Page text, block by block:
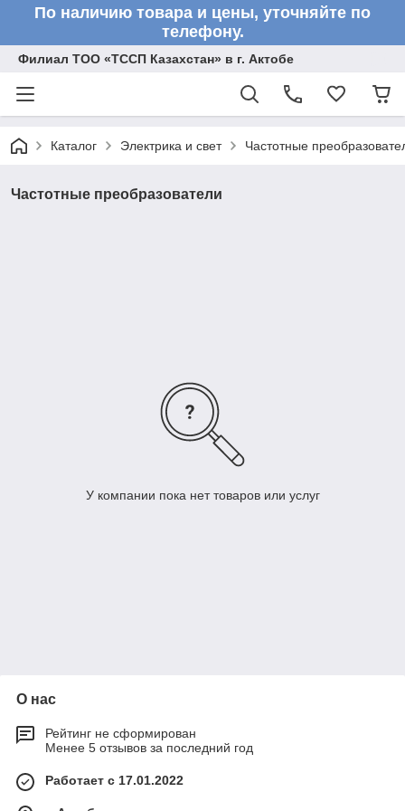
По наличию товара и цены, уточняйте по
телефону.
Филиал ТОО «ТССП Казахстан» в г. Актобе
Каталог Электрика и свет Частотные
Частотные преобразователи
У компании пока нет товаров или услуг
О нас
Рейтинг не сформирован
Менее 5 отзывов за последний год
Работает с 17.01.2022